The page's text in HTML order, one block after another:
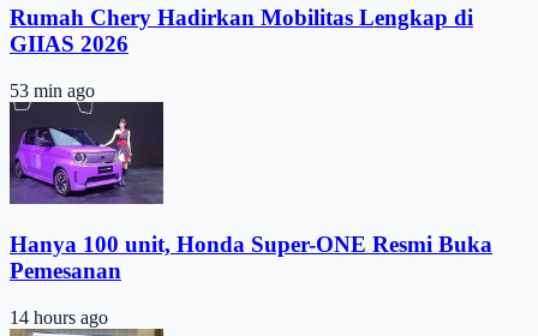
Rumah Chery Hadirkan Mobilitas Lengkap di
GIIAS 2026
53 min ago
Hanya 100 unit, Honda Super-ONE Resmi Buka
Pemesanan
14 hours ago